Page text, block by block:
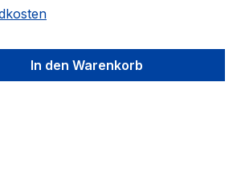
gewünschten Wert
In den Warenkorb